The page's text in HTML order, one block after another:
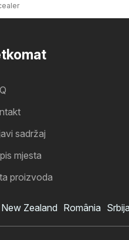
sadržaj
mjesta
proizvoda
New Zealand România Srbija